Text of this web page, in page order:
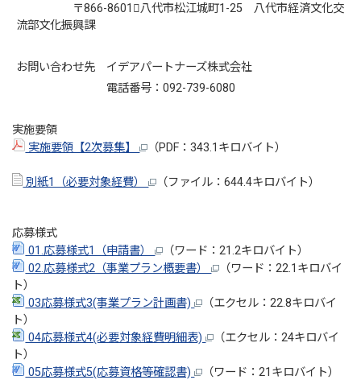
〒866-8601八代市松江城町1-25 八代市経済文化交
流部文化振興課
お問い合わせ先 イデアパートナーズ株式会社
電話番号：092-739-6080
実施要領
実施要領【2次募集】
（PDF：343.1キロバイト）
別紙1（必要対象経費） （ファイル：644.4キロバイト）
応募様式
01.応募様式1（申請書）
（ワード：21.2キロバイト）
02.応募様式2（事業プラン概要書）
（ワード：22.1キロバイ
ト）
03応募様式3(事業プラン計画書)
（エクセル：22.8キロバイ
ト）
04応募様式4(必要対象経費明細表)
（エクセル：24キロバイ
ト）
05応募様式5(応募資格等確認書)
（ワード：21キロバイト）